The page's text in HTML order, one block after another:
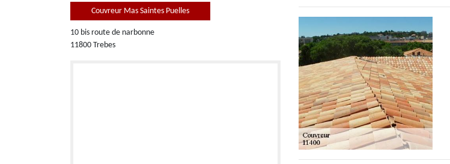
Couvreur Mas Saintes Puelles
10 bis route de narbonne
11800 Trebes